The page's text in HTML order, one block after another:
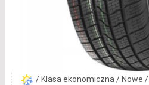
/ Klasa ekonomiczna / Nowe /